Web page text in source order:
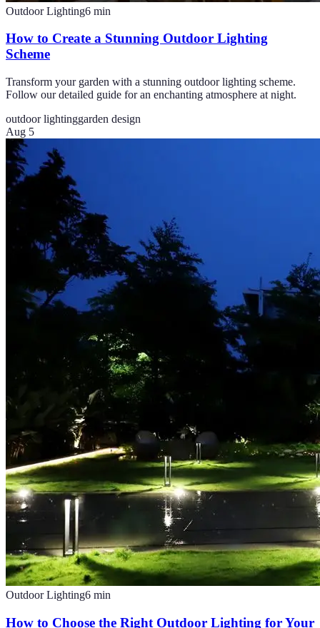
Outdoor Lighting6 min
How to Create a Stunning Outdoor Lighting
Scheme
Transform your garden with a stunning outdoor lighting scheme.
Follow our detailed guide for an enchanting atmosphere at night.
outdoor lightinggarden design
Aug 5
Outdoor Lighting6 min
How to Choose the Right Outdoor Lighting for Your